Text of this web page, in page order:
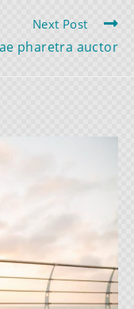
Next Post
pharetra auctor